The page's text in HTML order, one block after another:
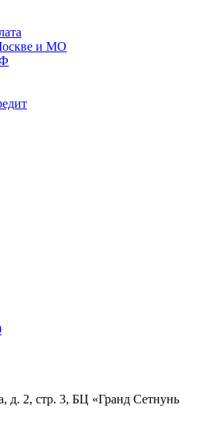
и МО
д. 2, стр. 3, БЦ «Гранд Сетнунь